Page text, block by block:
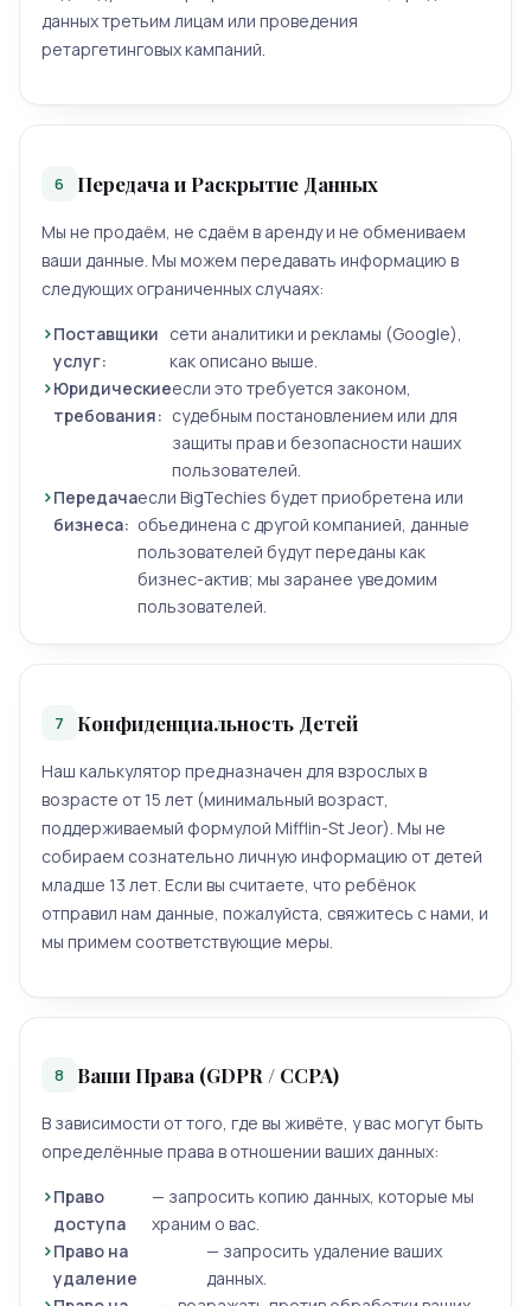
данных третьим лицам или проведения
ретаргетинговых кампаний.
6 Передача и Раскрытие Данных
Мы не продаём, не сдаём в аренду и не обмениваем
ваши данные. Мы можем передавать информацию в
следующих ограниченных случаях:
Поставщики
услуг:
сети аналитики и рекламы (Google),
как описано выше.
Юридические
требования:
если это требуется законом,
судебным постановлением или для
защиты прав и безопасности наших
пользователей.
Передача
бизнеса:
если BigTechies будет приобретена или
объединена с другой компанией, данные
пользователей будут переданы как
бизнес-актив; мы заранее уведомим
пользователей.
7 Конфиденциальность Детей
Наш калькулятор предназначен для взрослых в
возрасте от 15 лет (минимальный возраст,
поддерживаемый формулой Mifflin-St Jeor). Мы не
собираем сознательно личную информацию от детей
младше 13 лет. Если вы считаете, что ребёнок
отправил нам данные, пожалуйста, свяжитесь с нами, и
мы примем соответствующие меры.
8 Ваши Права (GDPR / CCPA)
В зависимости от того, где вы живёте, у вас могут быть
определённые права в отношении ваших данных:
Право
доступа
— запросить копию данных, которые мы
храним о вас.
Право на
удаление
— запросить удаление ваших
данных.